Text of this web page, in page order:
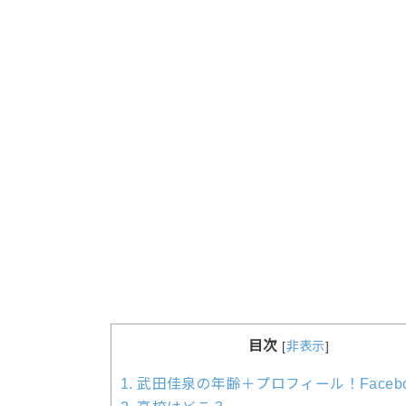
目次 [非表示]
1. 武田佳泉の年齢＋プロフィール！